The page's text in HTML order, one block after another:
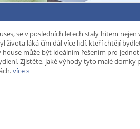
se v posledních letech staly hitem nejen
života láká čím dál více lidí, kteří chtějí
může být ideálním řešením pro
Zjistěte, jaké výhody tyto malé domky
více »